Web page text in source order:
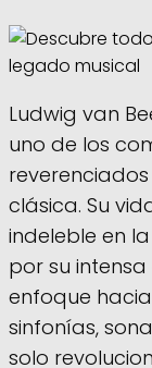
Ludwig van
uno de los
clásica. Su
indeleble en
por su
enfoque
sinfonías,
solo